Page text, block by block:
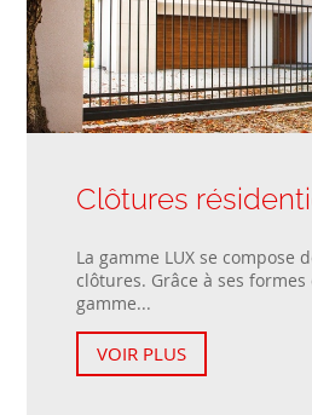
Clôtures
La gamme LUX se compose
clôtures. Grâce à ses
gamme...
VOIR PLUS